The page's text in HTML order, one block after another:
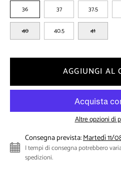
36 37 37.5
40 40.5 41
AGGIUNGI AL
Altre opzioni di
Consegna prevista:Martedì 11/
I tempi di consegna potrebbero
spedizioni.